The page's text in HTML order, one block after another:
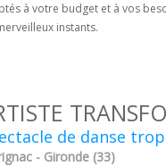
à votre budget et à vos
instants.
de danse
- Gironde (33)